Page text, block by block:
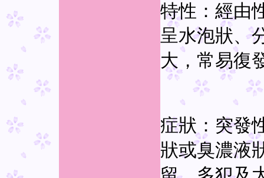
特性：經由
呈水泡狀、
大，常易復
症狀：突發
狀或臭濃液